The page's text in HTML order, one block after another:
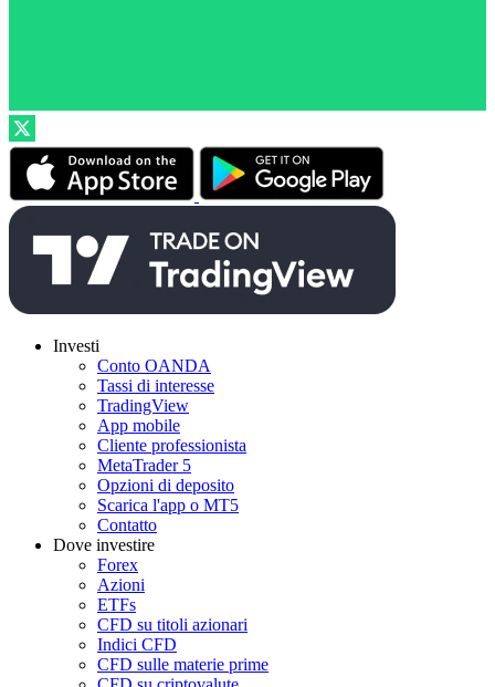
Investi
Conto OANDA
Tassi di interesse
TradingView
App mobile
Cliente professionista
MetaTrader 5
Opzioni di deposito
Scarica l'app o MT5
Contatto
Dove investire
Forex
Azioni
ETFs
CFD su titoli azionari
Indici CFD
CFD sulle materie prime